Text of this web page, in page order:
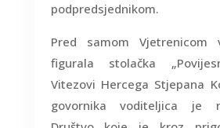
podpredsjednikom.
Pred samom
figurala stolačka
Vitezovi Hercega Stjepana
govornika voditeljica je